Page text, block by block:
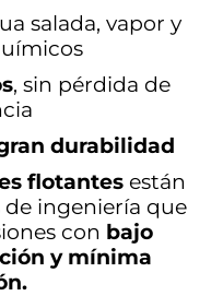
salada, vapor y
, sin pérdida de
durabilidad
flotantesestán
ingeniería que
con bajo
y mínima